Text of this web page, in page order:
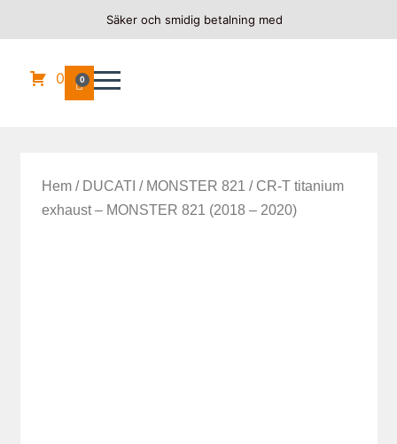
Säker och smidig betalning med
0 0
Hem/ DUCATI / MONSTER 821 / CR-T titanium
exhaust – MONSTER 821 (2018 – 2020)